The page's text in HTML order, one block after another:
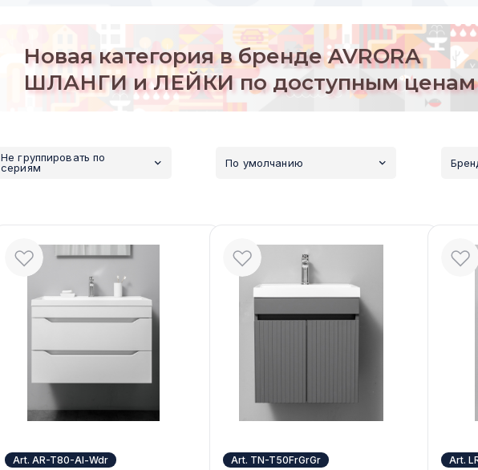
Новая категория в брендеAVRORA
ШЛАНГИ и ЛЕЙКИ по доступным ценам
Не группировать по
сериям
По умолчанию
Art. AR-T80-Al-Wdr Art. TN-T50FrGrGr Art.